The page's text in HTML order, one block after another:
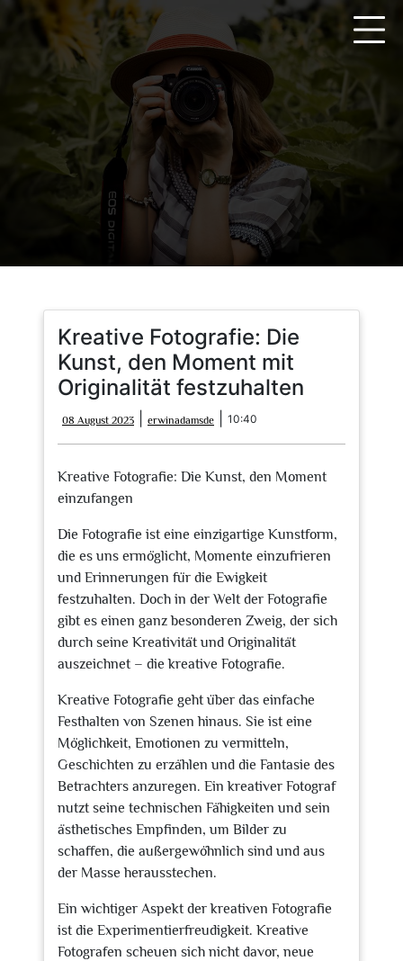
springen
Kreative Fotografie: Die
Kunst, den Moment mit
Originalität festzuhalten
08 August 2023
August
2023
erwinadamsde erwinadamsde
10:40
Kreative Fotografie: Die Kunst, den Moment
einzufangen
Die Fotografie ist eine einzigartige Kunstform,
die es uns ermöglicht, Momente einzufrieren
und Erinnerungen für die Ewigkeit
festzuhalten. Doch in der Welt der Fotografie
gibt es einen ganz besonderen Zweig, der sich
durch seine Kreativität und Originalität
auszeichnet – die kreative Fotografie.
Kreative Fotografie geht über das einfache
Festhalten von Szenen hinaus. Sie ist eine
Möglichkeit, Emotionen zu vermitteln,
Geschichten zu erzählen und die Fantasie des
Betrachters anzuregen. Ein kreativer Fotograf
nutzt seine technischen Fähigkeiten und sein
ästhetisches Empfinden, um Bilder zu
schaffen, die außergewöhnlich sind und aus
der Masse herausstechen.
Ein wichtiger Aspekt der kreativen Fotografie
ist die Experimentierfreudigkeit. Kreative
Fotografen scheuen sich nicht davor, neue